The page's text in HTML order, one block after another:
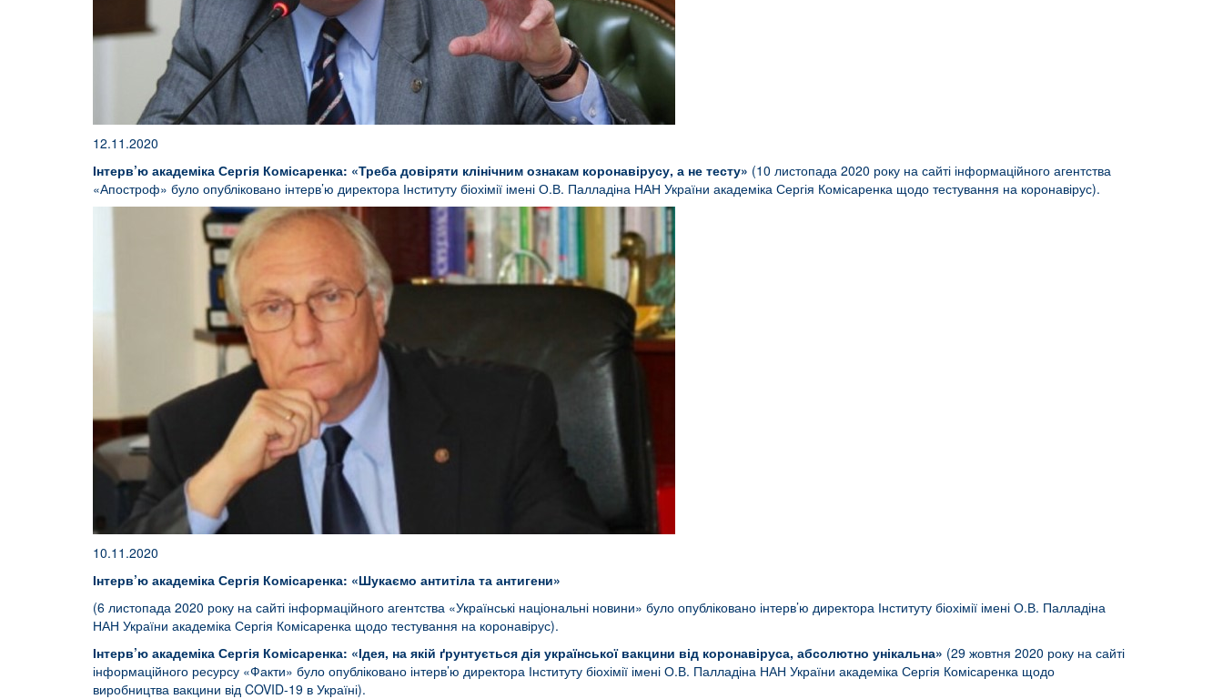
12.11.2020
Інтерв’ю академіка Сергія Комісаренка: «Треба довіряти клінічним ознакам коронавірусу, а не тесту» (10 листопада 2020 року на сайті інформаційного агентства
«Апостроф» було опубліковано інтерв’ю директора Інституту біохімії імені О.В. Палладіна НАН України академіка Сергія Комісаренка щодо тестування на коронавірус).
10.11.2020
Інтерв’ю академіка Сергія Комісаренка: «Шукаємо антитіла та антигени»
(6 листопада 2020 року на сайті інформаційного агентства «Українські національні новини» було опубліковано інтерв’ю директора Інституту біохімії імені О.В. Палладіна
НАН України академіка Сергія Комісаренка щодо тестування на коронавірус).
Інтерв’ю академіка Сергія Комісаренка: «Ідея, на якій ґрунтується дія української вакцини від коронавіруса, абсолютно унікальна» (29 жовтня 2020 року на сайті
інформаційного ресурсу «Факти» було опубліковано інтерв’ю директора Інституту біохімії імені О.В. Палладіна НАН України академіка Сергія Комісаренка щодо
виробництва вакцини від COVID-19 в Україні).